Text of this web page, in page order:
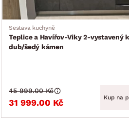
Sestava kuchyně
Teplice a Havířov-Viky 2-vystavený
dub/šedý kámen
31 999.00 Kč
45 999.00 Kč
Kup na